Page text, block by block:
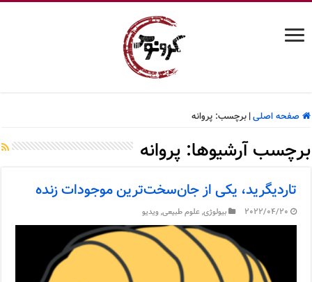
صفحه اصلی| برچسب:پروانه
برچسب آرشیوها: پروانه
تاردیگرید، یکی از جان‌سخت‌ترین موجودات زنده
2022/04/20 بیولوژی,علوم طبیعی,ویدیو